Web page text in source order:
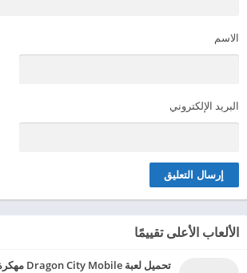
الاسم
البريد الإلكتروني
الألعاب الأعلى تقييمًا
تحميل لعبة Dragon City Mobile مهكرة للاندرويد 2024